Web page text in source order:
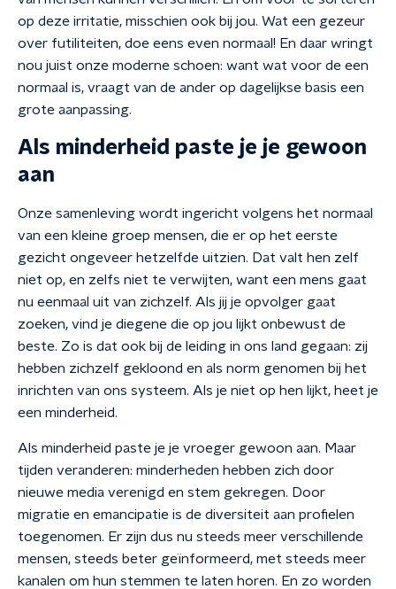
op deze irritatie, misschien ook bij jou. Wat een gezeur
over futiliteiten, doe eens even normaal! En daar wringt
nou juist onze moderne schoen: want wat voor de een
normaal is, vraagt van de ander op dagelijkse basis een
grote aanpassing.
Als minderheid paste je je gewoon
aan
Onze samenleving wordt ingericht volgens het normaal
van een kleine groep mensen, die er op het eerste
gezicht ongeveer hetzelfde uitzien. Dat valt hen zelf
niet op, en zelfs niet te verwijten, want een mens gaat
nu eenmaal uit van zichzelf. Als jij je opvolger gaat
zoeken, vind je diegene die op jou lijkt onbewust de
beste. Zo is dat ook bij de leiding in ons land gegaan: zij
hebben zichzelf gekloond en als norm genomen bij het
inrichten van ons systeem. Als je niet op hen lijkt, heet je
een minderheid.
Als minderheid paste je je vroeger gewoon aan. Maar
tijden veranderen: minderheden hebben zich door
nieuwe media verenigd en stem gekregen. Door
migratie en emancipatie is de diversiteit aan profielen
toegenomen. Er zijn dus nu steeds meer verschillende
mensen, steeds beter geïnformeerd, met steeds meer
kanalen om hun stemmen te laten horen. En zo worden